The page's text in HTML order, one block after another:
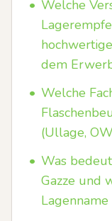
• Welche
dem
• Welche
(Ullage,
• Was
Gazze und